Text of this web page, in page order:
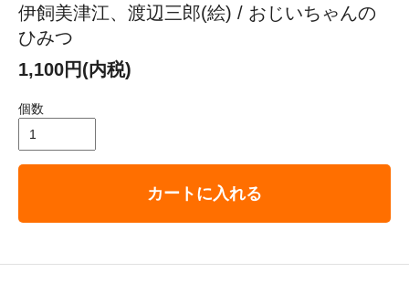
伊飼美津江、渡辺三郎(絵) / おじいちゃんの
ひみつ
1,100円(内税)
個数
カートに入れる